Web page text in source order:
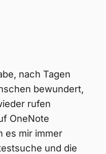
nach Tagen
bewundert,
rufen
OneNote
es mir immer
und die